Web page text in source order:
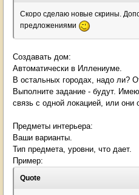
Скоро сделаю новые скрины.
предложениями
Создавать дом:
Автоматически в Иллениуме.
В остальных городах, надо ли?
Выполните задание - будут.
связь с одной локацией, или они
Предметы интерьера:
Ваши варианты.
Тип предмета, уровни, что дает.
Пример:
Quote